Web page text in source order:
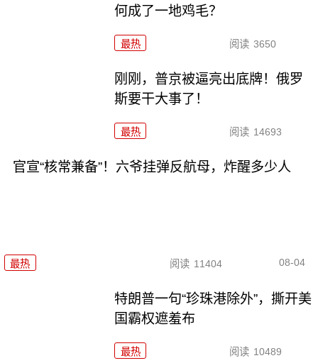
何成了一地鸡毛？
最热 阅读 3650
刚刚，普京被逼亮出底牌！俄罗
斯要干大事了！
最热 阅读 14693
官宣“核常兼备”！六爷挂弹反航母，炸醒多少人
最热 阅读 11404 08-04
特朗普一句“珍珠港除外”，撕开美
国霸权遮羞布
最热 阅读 10489